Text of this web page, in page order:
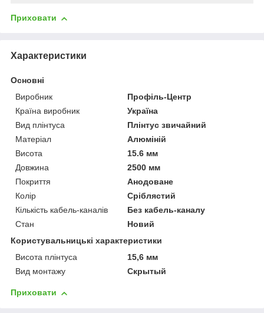
Приховати
Характеристики
Основні
Виробник
Профіль-Центр
Країна виробник
Україна
Вид плінтуса
Плінтус звичайний
Матеріал
Алюміній
Висота
15.6 мм
Довжина
2500 мм
Покриття
Анодоване
Колір
Сріблястий
Кількість кабель-каналів
Без кабель-каналу
Стан
Новий
Користувальницькі характеристики
Висота плінтуса
15,6 мм
Вид монтажу
Скрытый
Приховати